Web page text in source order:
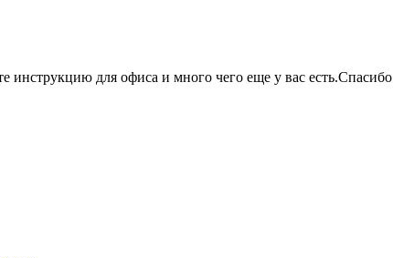
инструкцию для офиса и много чего еще у вас есть.Спасибо